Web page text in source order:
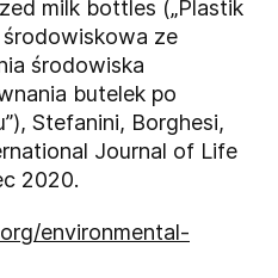
milk bottles („Plastik
środowiskowa ze
środowiska
butelek po
Stefanini, Borghesi,
Journal of Life
2020.
environmental-